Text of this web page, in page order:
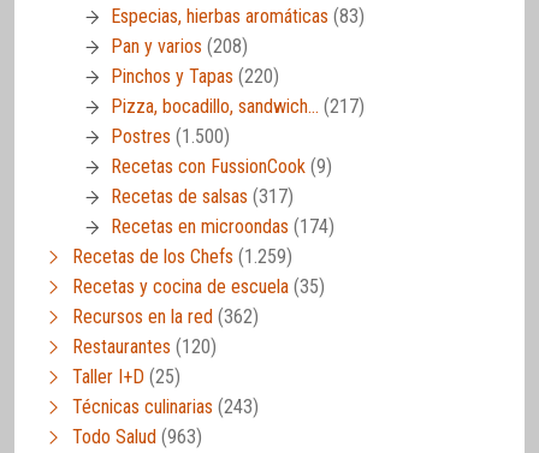
Especias, hierbas aromáticas (83)
Pan y varios (208)
Pinchos y Tapas (220)
Pizza, bocadillo, sandwich… (217)
Postres (1.500)
Recetas con FussionCook (9)
Recetas de salsas (317)
Recetas en microondas (174)
Recetas de los Chefs (1.259)
Recetas y cocina de escuela (35)
Recursos en la red (362)
Restaurantes (120)
Taller I+D (25)
Técnicas culinarias (243)
Todo Salud (963)